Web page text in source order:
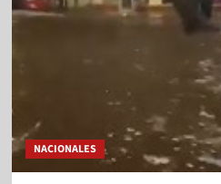
NACIONALES